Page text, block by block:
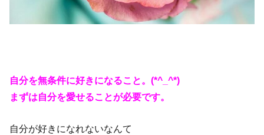
自分を無条件に好きになること。(*^_^*)
まずは自分を愛せることが必要です。
自分が好きになれないなんて